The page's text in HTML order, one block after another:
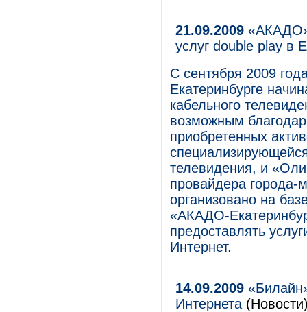
21.09.2009 «АКАДО»
услуг double play в
С сентября 2009
Екатеринбурге
кабельного
возможным
приобретенных
телевидения, и
провайдера города-
организовано на
«АКАДО-
предоставлять
Интернет.
14.09.2009
Интернета